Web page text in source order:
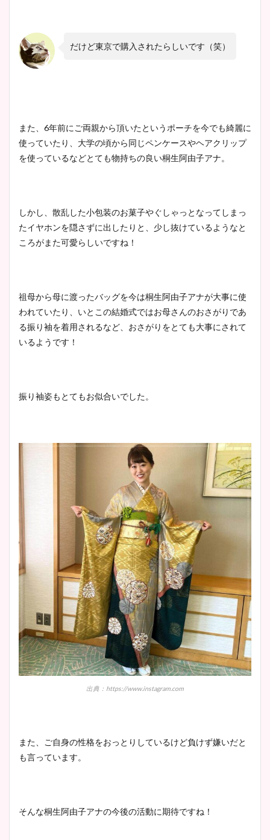
だけど東京で購入されたらしいです（笑）
また、6年前にご両親から頂いたというポーチを今でも綺麗に
使っていたり、大学の頃から同じペンケースやヘアクリップ
を使っているなどとても物持ちの良い桐生阿由子アナ。
しかし、散乱した小包装のお菓子やぐしゃっとなってしまっ
たイヤホンを隠さずに出したりと、少し抜けているようなと
ころがまた可愛らしいですね！
祖母から母に渡ったバッグを今は桐生阿由子アナが大事に使
われていたり、いとこの結婚式ではお母さんのおさがりであ
る振り袖を着用されるなど、おさがりをとても大事にされて
いるようです！
振り袖姿もとてもお似合いでした。
出典：https://www.instagram.com
また、ご自身の性格をおっとりしているけど負けず嫌いだと
も言っています。
そんな桐生阿由子アナの今後の活動に期待ですね！